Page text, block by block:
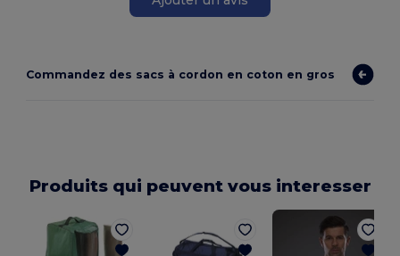
Commandez des sacs à cordon en coton en gros
Produits qui peuvent vous interesser